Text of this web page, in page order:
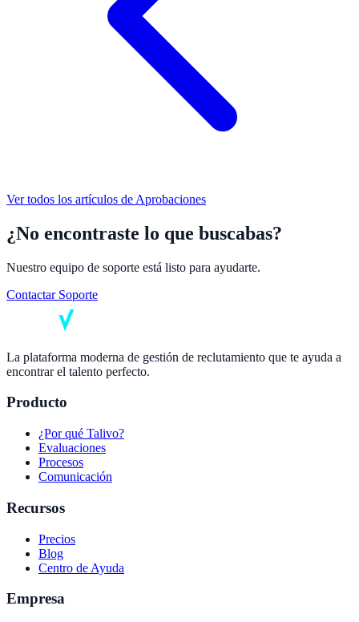
Ver todos los artículos de Aprobaciones
¿No encontraste lo que buscabas?
Nuestro equipo de soporte está listo para ayudarte.
Contactar Soporte
La plataforma moderna de gestión de reclutamiento que te ayuda a
encontrar el talento perfecto.
Producto
¿Por qué Talivo?
Evaluaciones
Procesos
Comunicación
Recursos
Precios
Blog
Centro de Ayuda
Empresa